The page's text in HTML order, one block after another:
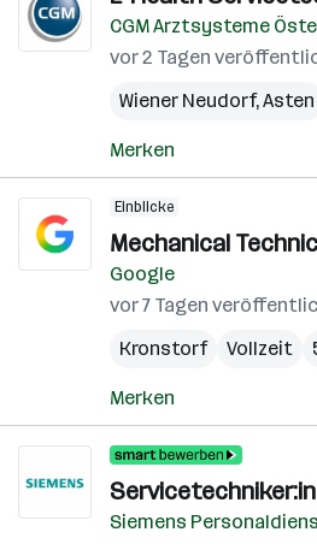
CGM Arztsysteme
vor 2 Tagen
Wiener Neudorf,Asten
Merken
Einblicke
Mechanical
Google
vor 7 Tagen
Kronstorf
Vollzeit
Merken
Siemens